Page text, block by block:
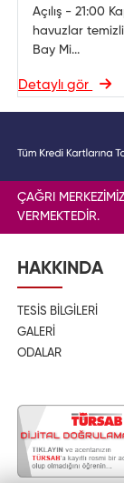
Açılış - 21:00
havuzlar
Bay Mi...
Detaylı gör
ÇAĞRI
VERMEKTEDİR.
HAKKINDA
TESİS BİLGİLERİ
GALERİ
ODALAR